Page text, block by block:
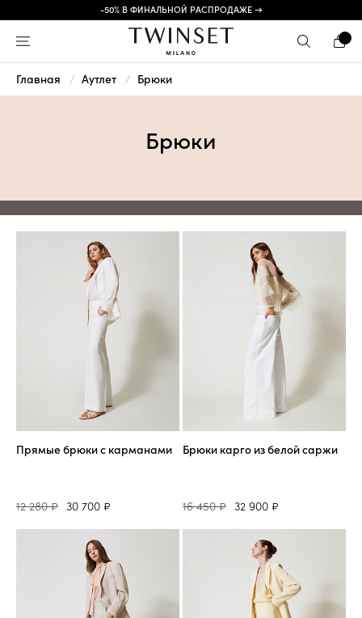
-50% В ФИНАЛЬНОЙ РАСПРОДАЖЕ →
Главная Аутлет Брюки
Брюки
Прямые брюки с карманами
12 280 ₽ 30 700 ₽
Брюки карго из белой саржи
16 450 ₽ 32 900 ₽